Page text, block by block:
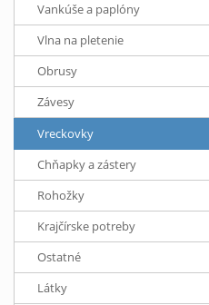
Vankúše a paplóny
Vlna na pletenie
Obrusy
Závesy
Vreckovky
Chňapky a zástery
Rohožky
Krajčírske potreby
Ostatné
Látky